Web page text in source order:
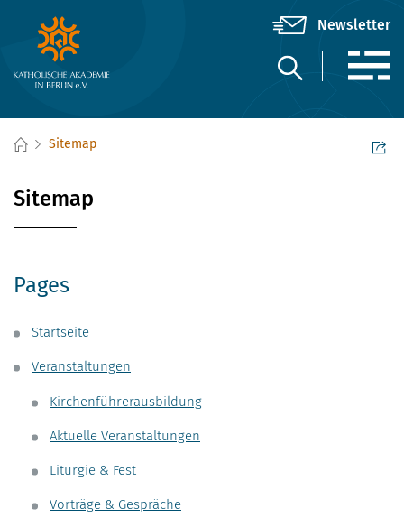
Sitemap
Sitemap
Pages
Startseite
Veranstaltungen
Kirchenführerausbildung
Aktuelle Veranstaltungen
Liturgie & Fest
Vorträge & Gespräche